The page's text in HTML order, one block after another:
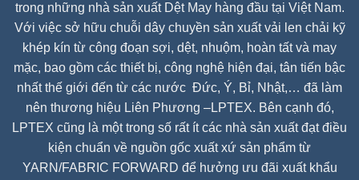
trong những nhà sản xuất Dệt May hàng đầu tại Việt Nam.
Với việc sở hữu chuỗi dây chuyền sản xuất vải len chải kỹ
khép kín từ công đoạn sợi, dệt, nhuộm, hoàn tất và may
mặc, bao gồm các thiết bị, công nghệ hiện đại, tân tiến bậc
nhất thế giới đến từ các nước Đức, Ý, Bỉ, Nhật,… đã làm
nên thương hiệu Liên Phương –LPTEX. Bên cạnh đó,
LPTEX cũng là một trong số rất ít các nhà sản xuất đạt điều
kiện chuẩn về nguồn gốc xuất xứ sản phẩm từ
YARN/FABRIC FORWARD để hưởng ưu đãi xuất khẩu